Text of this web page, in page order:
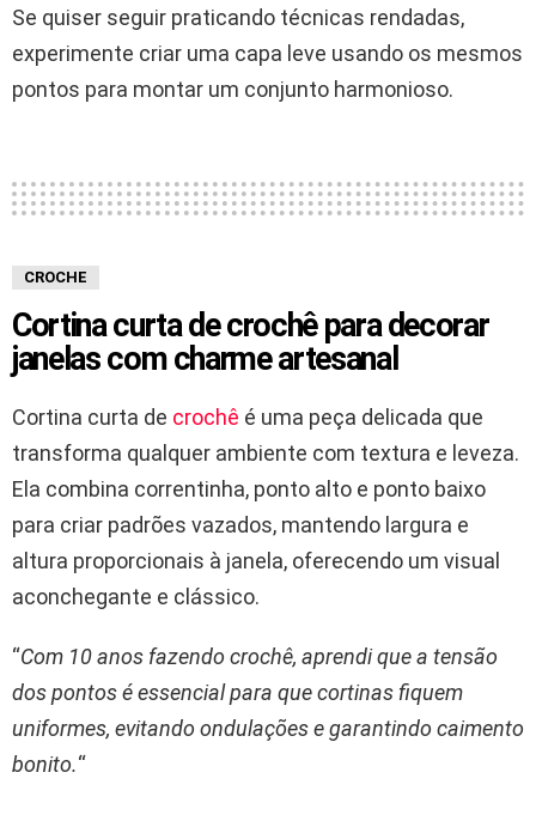
Se quiser seguir praticando técnicas rendadas,
experimente criar uma capa leve usando os mesmos
pontos para montar um conjunto harmonioso.
CROCHE
Cortina curta de crochê para decorar
janelas com charme artesanal
Cortina curta de crochê é uma peça delicada que
transforma qualquer ambiente com textura e leveza.
Ela combina correntinha, ponto alto e ponto baixo
para criar padrões vazados, mantendo largura e
altura proporcionais à janela, oferecendo um visual
aconchegante e clássico.
“Com 10 anos fazendo crochê, aprendi que a tensão
dos pontos é essencial para que cortinas fiquem
uniformes, evitando ondulações e garantindo caimento
bonito.“